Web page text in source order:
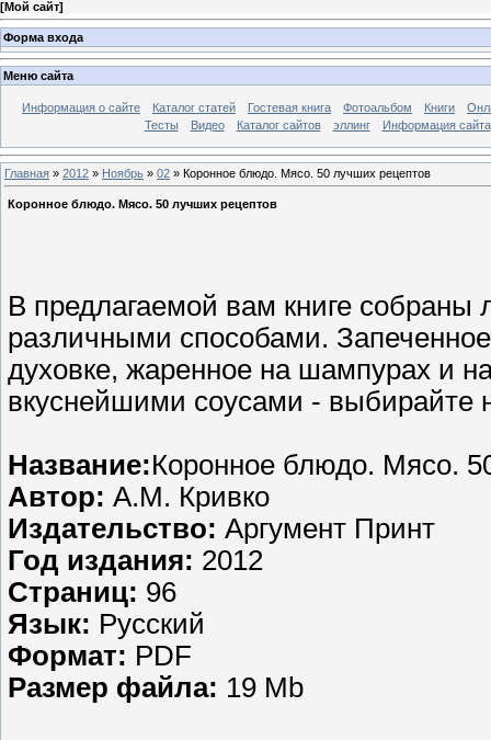
[Мой сайт]
Форма входа
Меню сайта
Информация о сайте Каталог статей Гостевая книга Фотоальбом Книги
Тесты
Видео Каталог сайтов эллинг Информация сайта
Главная » 2012 » Ноябрь » 02 » Коронное блюдо. Мясо. 50 лучших рецептов
Коронное блюдо. Мясо. 50 лучших рецептов
В предлагаемой вам книге собраны
различными способами.
духовке, жаренное на шампурах и
вкуснейшими соусами - выбирайте
Название:Коронное блюдо. Мясо.
Автор: А.М. Кривко
Издательство: Аргумент Принт
Год издания: 2012
Страниц: 96
Язык: Русский
Формат: PDF
Размер файла: 19 Mb